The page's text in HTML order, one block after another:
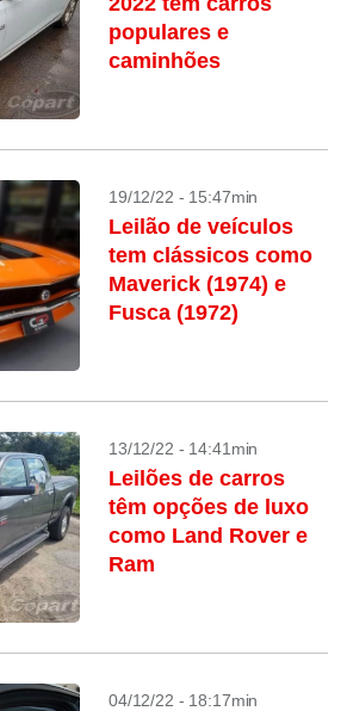
populares e
caminhões
19/12/22 - 15:47min
Leilão de veículos
tem clássicos como
Maverick (1974) e
Fusca (1972)
13/12/22 - 14:41min
Leilões de carros
têm opções de luxo
como Land Rover e
Ram
04/12/22 - 18:17min